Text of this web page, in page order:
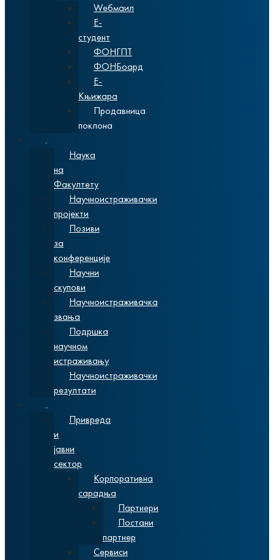
Wебмаил
Е-
студент
ФОНГПТ
ФОНБоард
Е-
Књижара
Продавница
поклона
Наука
на
Факултету
Научноистраживачки
пројекти
Позиви
за
конференције
Научни
скупови
Научноистраживачка
звања
Подршка
научном
истраживању
Научноистраживачки
резултати
Привреда
и
јавни
сектор
Корпоративна
сарадња
Партнери
Постани
партнер
Сервиси